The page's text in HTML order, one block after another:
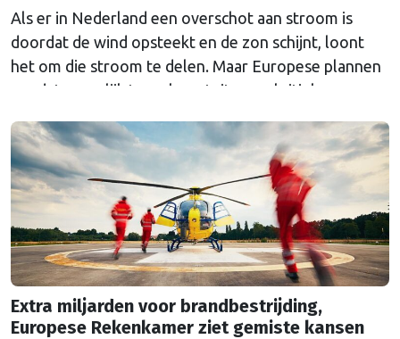
Als er in Nederland een overschot aan stroom is
doordat de wind opsteekt en de zon schijnt, loont
het om die stroom te delen. Maar Europese plannen
om dat mogelijk te maken stuiten op kritiek.
Extra miljarden voor brandbestrijding,
Europese Rekenkamer ziet gemiste kansen